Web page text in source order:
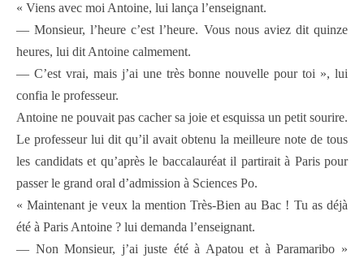
« Viens avec moi Antoine, lui lança l’enseignant.
— Monsieur, l’heure c’est l’heure. Vous nous aviez dit quinze
heures, lui dit Antoine calmement.
— C’est vrai, mais j’ai une très bonne nouvelle pour toi », lui
confia le professeur.
Antoine ne pouvait pas cacher sa joie et esquissa un petit sourire.
Le professeur lui dit qu’il avait obtenu la meilleure note de tous
les candidats et qu’après le baccalauréat il partirait à Paris pour
passer le grand oral d’admission à Sciences Po.
« Maintenant je veux la mention Très-Bien au Bac ! Tu as déjà
été à Paris Antoine ? lui demanda l’enseignant.
— Non Monsieur, j’ai juste été à Apatou et à Paramaribo »